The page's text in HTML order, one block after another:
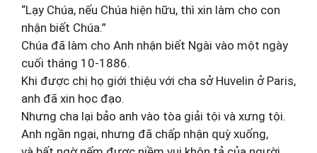
“Lạy Chúa, nếu Chúa hiện hữu, thì xin làm cho con
nhận biết Chúa.”
Chúa đã làm cho Anh nhận biết Ngài vào một ngày
cuối tháng 10-1886.
Khi được chị họ giới thiệu với cha sở Huvelin ở Paris,
anh đã xin học đạo.
Nhưng cha lại bảo anh vào tòa giải tội và xưng tội.
Anh ngần ngại, nhưng đã chấp nhận quỳ xuống,